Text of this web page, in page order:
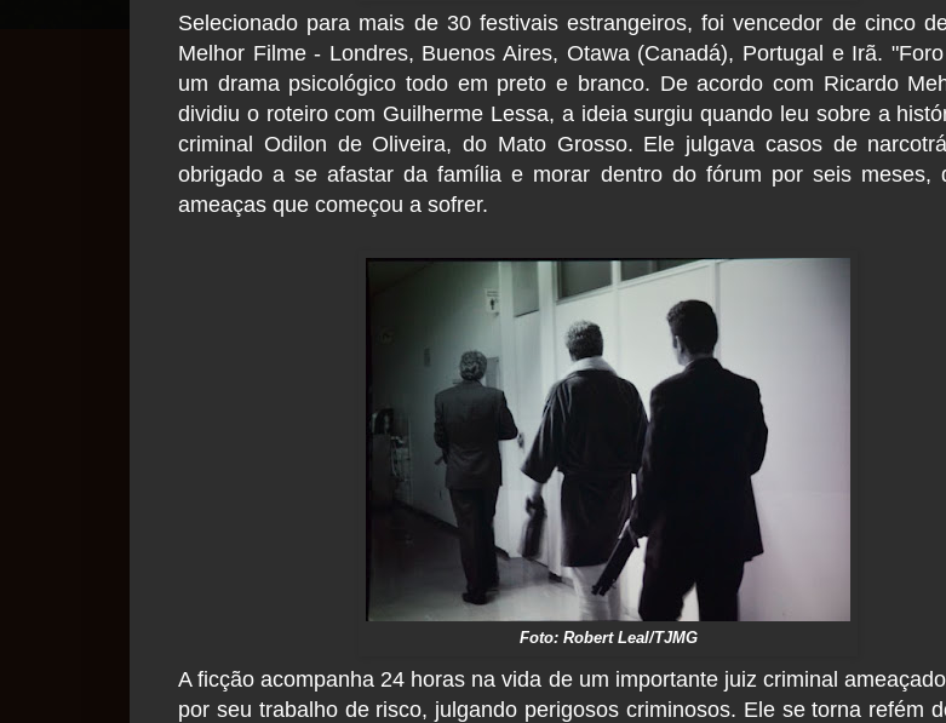
Selecionado para mais de 30 festivais estrangeiros, foi vencedor de cinco
Melhor Filme - Londres, Buenos Aires, Otawa (Canadá), Portugal e Irã.
um drama psicológico todo em preto e branco. De acordo com Ricardo
dividiu o roteiro com Guilherme Lessa, a ideia surgiu quando leu sobre a
criminal Odilon de Oliveira, do Mato Grosso. Ele julgava casos de
obrigado a se afastar da família e morar dentro do fórum por seis meses,
ameaças que começou a sofrer.
Foto: Robert Leal/TJMG
A ficção acompanha 24 horas na vida de um importante juiz criminal
por seu trabalho de risco, julgando perigosos criminosos. Ele se torna refém